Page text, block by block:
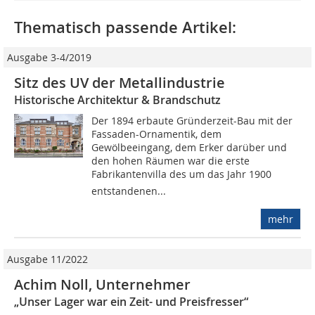
Thematisch passende Artikel:
Ausgabe 3-4/2019
Sitz des UV der Metallindustrie
Historische Architektur & Brandschutz
Der 1894 erbaute Gründerzeit-Bau mit der
Fassaden-Ornamentik, dem
Gewölbeeingang, dem Erker darüber und
den hohen Räumen war die erste
Fabrikantenvilla des um das Jahr 1900
entstandenen...
mehr
Ausgabe 11/2022
Achim Noll, Unternehmer
„Unser Lager war ein Zeit- und Preisfresser“